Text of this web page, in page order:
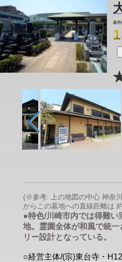
墓所
(※参考: 上の地図の中心 神奈
からこの墓地への直線距離は
●特色/川崎市内では得難い
地。霊園全体が和風で統
リー設計となっている。
○経営主体/(宗)東台寺・